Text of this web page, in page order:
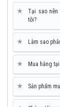
★
Tại sao nên
tôi?
★ Làm sao
★ Mua hàng
★ Sản phẩm